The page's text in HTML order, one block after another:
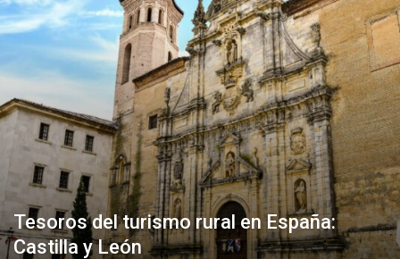
Tesoros del turismo rural en España:
Castilla y León